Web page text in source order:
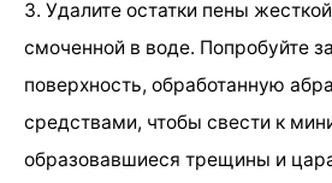
3. Удалите остатки пены
смоченной в воде. Попробуйте
поверхность, обработанную
средствами, чтобы свести к
образовавшиеся трещины и